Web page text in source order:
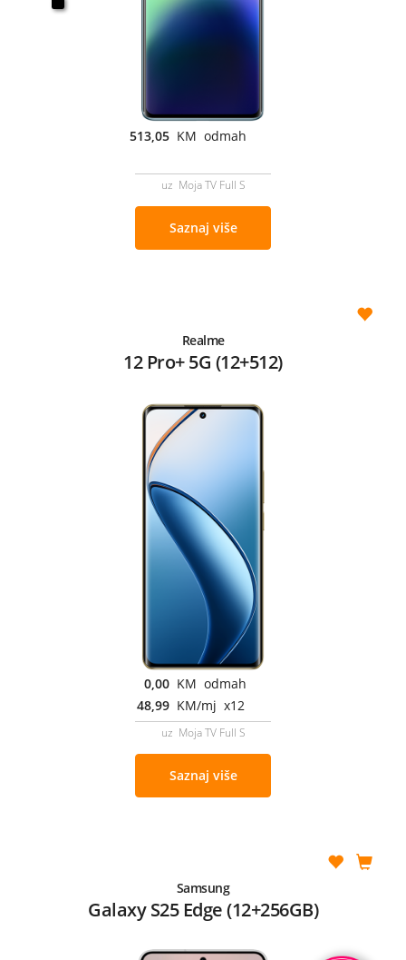
513,05 KM odmah
uz Moja TV Full S
Saznaj više
Realme
12 Pro+ 5G (12+512)
0,00 KM odmah
48,99 KM/mj x12
uz Moja TV Full S
Saznaj više
Samsung
Galaxy S25 Edge (12+256GB)